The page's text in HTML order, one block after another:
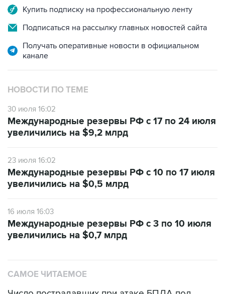
Купить подписку на профессиональную ленту
Подписаться на рассылку главных новостей сайта
Получать оперативные новости в официальном
канале
НОВОСТИ ПО ТЕМЕ
30 июля 16:02
Международные резервы РФ с 17 по 24 июля
увеличились на $9,2 млрд
23 июля 16:02
Международные резервы РФ с 10 по 17 июля
увеличились на $0,5 млрд
16 июля 16:03
Международные резервы РФ с 3 по 10 июля
увеличились на $0,7 млрд
САМОЕ ЧИТАЕМОЕ